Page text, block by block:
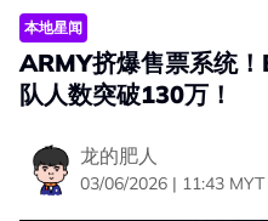
本地星闻
ARMY挤爆售票系统
队人数突破130万！
龙的肥人
03/06/2026 | 11:43 MYT